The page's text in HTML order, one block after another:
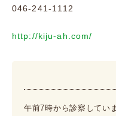
046-241-1112
http://kiju-ah.com/
午前7時から診察してい